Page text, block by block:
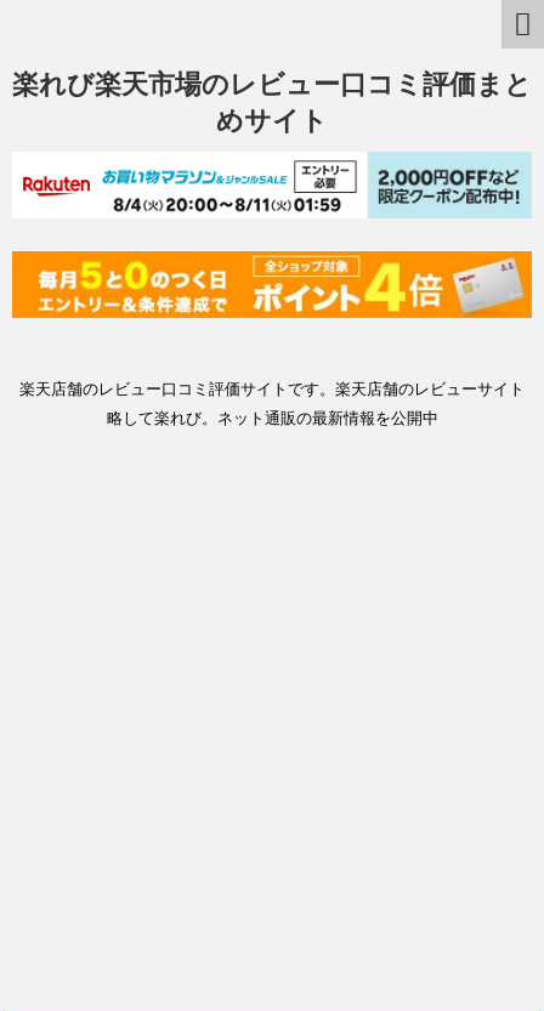
楽れび楽天市場のレビュー口コミ評価まと
めサイト
楽天店舗のレビュー口コミ評価サイトです。楽天店舗のレビューサイト
略して楽れび。ネット通販の最新情報を公開中